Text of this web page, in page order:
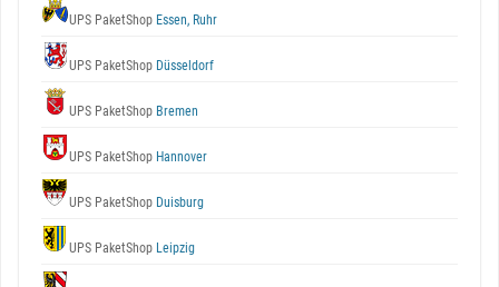
UPS PaketShop Essen, Ruhr
UPS PaketShop Düsseldorf
UPS PaketShop Bremen
UPS PaketShop Hannover
UPS PaketShop Duisburg
UPS PaketShop Leipzig